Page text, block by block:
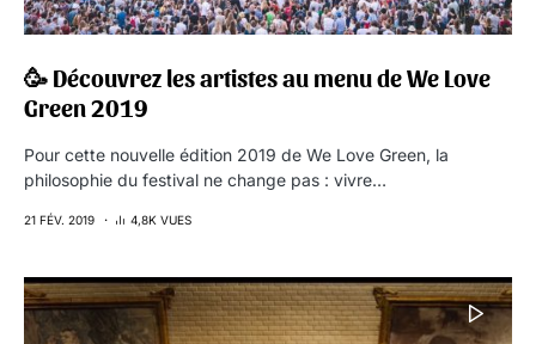
🥳 Découvrez les artistes au menu de We Love
Green 2019
Pour cette nouvelle édition 2019 de We Love Green, la
philosophie du festival ne change pas : vivre…
21 FÉV. 2019 4,8K VUES